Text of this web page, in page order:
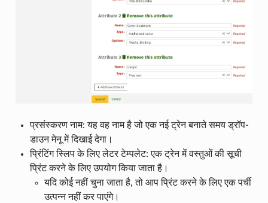
प्रसंस्करण नाम: यह वह नाम है जो एक नई ट्रेन बनाते समय ड्रॉप-
डाउन मेनू में दिखाई देगा।
प्रिंटिंग स्लिप के लिए लेटर टेम्पलेट: एक ट्रेन में वस्तुओं की सूची
प्रिंट करने के लिए उपयोग किया जाता है।
यदि कोई नहीं चुना जाता है, तो आप प्रिंट करने के लिए एक पर्ची
उत्पन्न नहीं कर पाएंगे।